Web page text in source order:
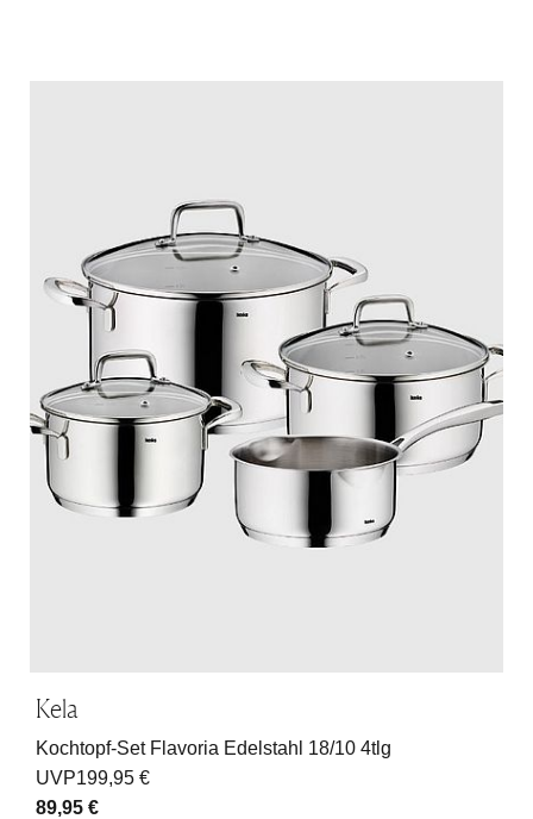
Kela
Kochtopf-Set Flavoria Edelstahl 18/10 4tlg
UVP199,95 €
89,95 €